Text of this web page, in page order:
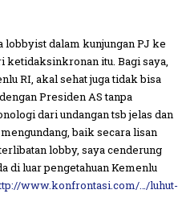
lobbyist dalam kunjungan PJ ke
ketidaksinkronan itu. Bagi saya,
RI, akal sehat juga tidak bisa
Presiden AS tanpa
dari undangan tsb jelas dan
baik secara lisan
lobby, saya cenderung
di luar pengetahuan Kemenlu
www.konfrontasi.com/…/luhut-